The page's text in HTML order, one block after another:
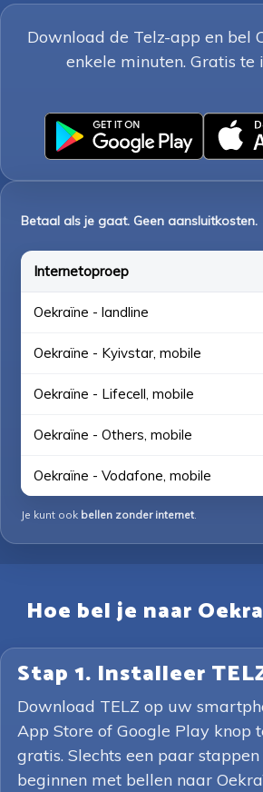
Download de Telz-app en bel
enkele minuten. Gratis te
Betaal als je gaat. Geen aansluitkosten.
Internetoproep
Oekraïne - landline
Oekraïne - Kyivstar, mobile
Oekraïne - Lifecell, mobile
Oekraïne - Others, mobile
Oekraïne - Vodafone, mobile
Je kunt ook bellen zonder internet.
Hoe bel je naar
Stap 1. Installeer
Download TELZ op uw
App Store of Google Play knop
gratis. Slechts een paar
beginnen met bellen naar